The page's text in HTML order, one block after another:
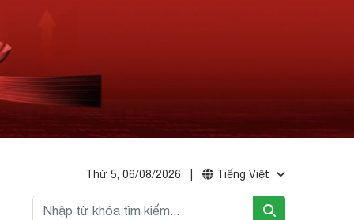
Thứ 5, 06/08/2026 Tiếng Việt